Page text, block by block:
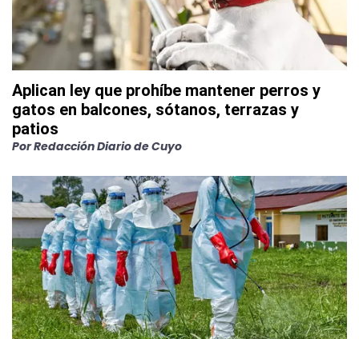
Aplican ley que prohíbe mantener perros y
gatos en balcones, sótanos, terrazas y
patios
PorRedacción Diario de Cuyo